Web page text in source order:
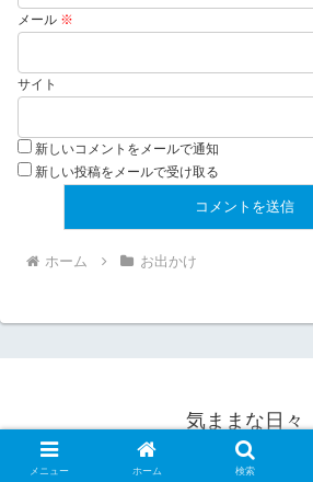
メール ※
サイト
新しいコメントをメールで通知
新しい投稿をメールで受け取る
ホーム お出かけ
気ままな日々
© 2005 気ままな日々.
メニュー ホーム 検索